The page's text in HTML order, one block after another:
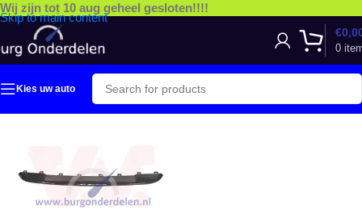
Skip to main content
Wij zijn tot 10 aug geheel gesloten!!!!
0
€
Kies uw auto